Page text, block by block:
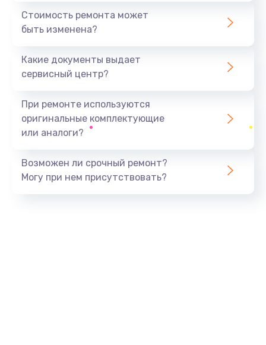
1600 руб.
Замена USB порта
Замена материнской платы
Заказать
Стоимость ремонта может
быть изменена?
Какие документы выдает
сервисный центр?
При ремонте используются
оригинальные комплектующие
или аналоги?
Возможен ли срочный ремонт?
Могу при нем присутствовать?